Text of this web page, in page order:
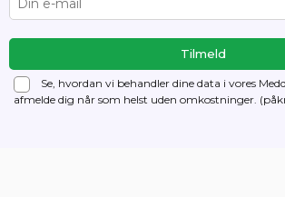
Se, hvordan vi behandler dine data i vores
afmelde dig når som helst uden omkostninger.